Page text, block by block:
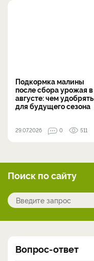
Подкормка малины
после сбора урожая в
августе: чем удобрять
для будущего сезона
29.07.2026 0 511
Поиск по сайту
Вопрос-ответ